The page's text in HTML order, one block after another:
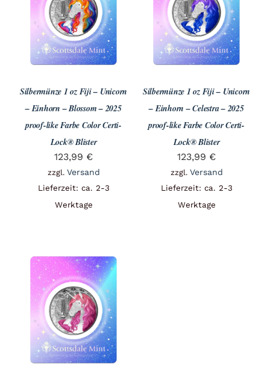
Silbermünze 1 oz Fiji – Unicorn
– Einhorn – Blossom – 2025
proof-like Farbe Color Certi-
Lock® Blister
123,99 €
zzgl. Versand
Lieferzeit: ca. 2-3
Werktage
Silbermünze 1 oz Fiji – Unicorn
– Einhorn – Celestra – 2025
proof-like Farbe Color Certi-
Lock® Blister
123,99 €
zzgl. Versand
Lieferzeit: ca. 2-3
Werktage